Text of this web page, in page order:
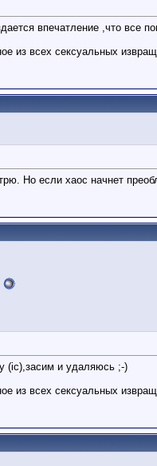
впечатление ,что все
из всех сексуальных
Но если хаос начнет
(ic),засим и удаляюсь ;-)
из всех сексуальных